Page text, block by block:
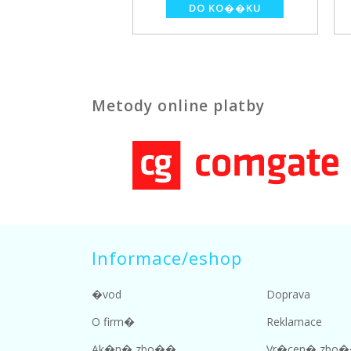
Metody online platby
Informace/eshop
�vod
O firm�
Doprava
Reklamace